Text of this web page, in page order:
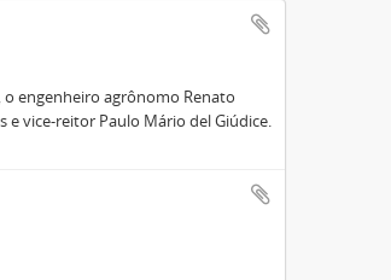
engenheiro agrônomo Renato
vice-reitor Paulo Mário del Giúdice.